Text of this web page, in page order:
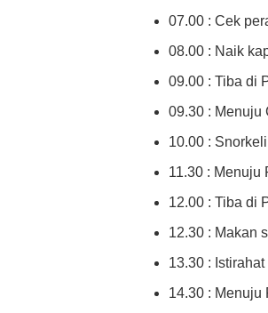
07.00 : Cek
08.00 : Naik
09.00 : Tiba di
09.30 : Menuju
10.00 :
11.30 : Menuju
12.00 : Tiba di
12.30 : Makan
13.30 :
14.30 : Menuju